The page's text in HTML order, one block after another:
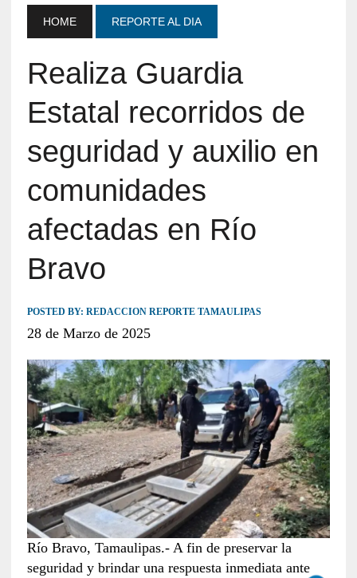
HOME REPORTE AL DIA
Realiza Guardia
Estatal recorridos de
seguridad y auxilio en
comunidades
afectadas en Río
Bravo
POSTED BY: REDACCION REPORTE TAMAULIPAS
28 de Marzo de 2025
Río Bravo, Tamaulipas.- A fin de preservar la
seguridad y brindar una respuesta inmediata ante